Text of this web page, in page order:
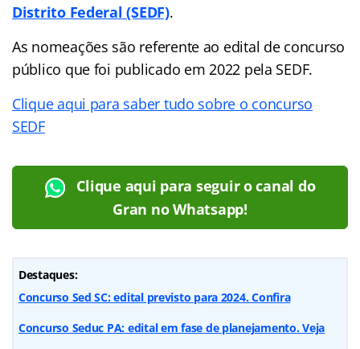
Distrito Federal (SEDF).
As nomeações são referente ao edital de concurso
público que foi publicado em 2022 pela SEDF.
Clique aqui para saber tudo sobre o concurso
SEDF
Clique aqui para seguir o canal do
Gran no Whatsapp!
Destaques:
Concurso Sed SC: edital previsto para 2024. Confira
Concurso Seduc PA: edital em fase de planejamento. Veja